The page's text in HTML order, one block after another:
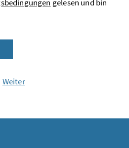
gelesen und bin
Weiter